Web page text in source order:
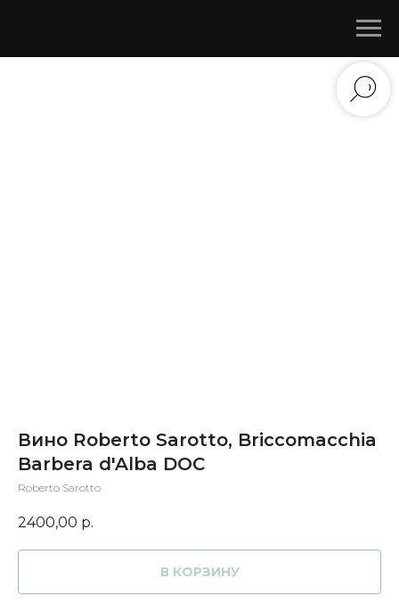
Вино Roberto Sarotto, Briccomacchia
Barbera d'Alba DOC
Roberto Sarotto
2400,00 р.
В КОРЗИНУ